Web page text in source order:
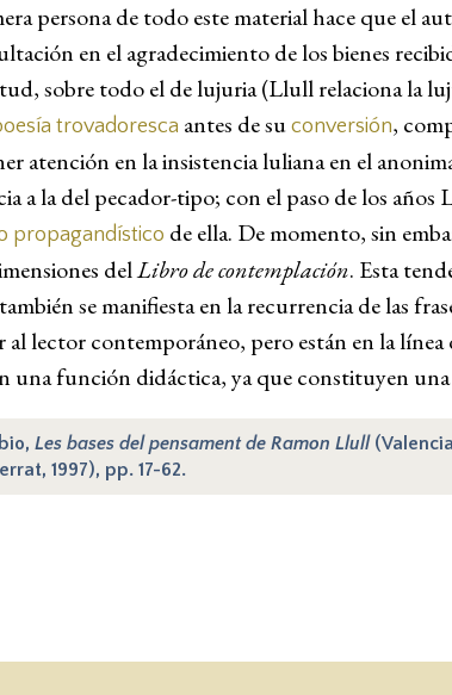
persona de todo este material hace que el
en el agradecimiento de los bienes
sobre todo el de lujuria (Llull relaciona la
trovadoresca antes de su conversión,
atención en la insistencia luliana en el
a la del pecador-tipo; con el paso de los
propagandístico de ella. De momento, sin
delLibro de contemplación. Esta
se manifiesta en la recurrencia de las
lector contemporáneo, pero están en la línea
una función didáctica, ya que constituyen
Les bases del pensament de Ramon Llull
1997), pp. 17-62.